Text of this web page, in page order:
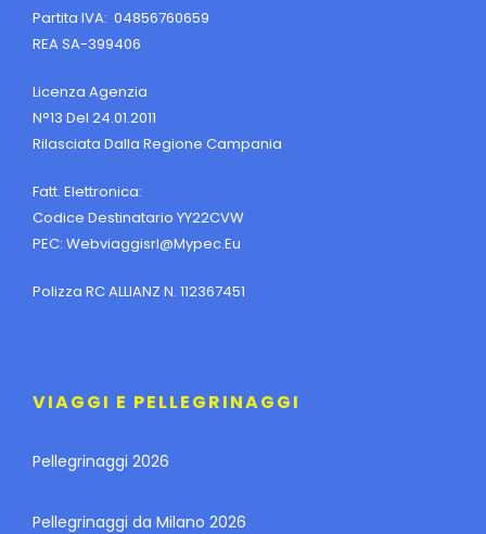
Partita IVA: 04856760659
REA SA-399406
Licenza Agenzia
N°13 Del 24.01.2011
Rilasciata Dalla Regione Campania
Fatt. Elettronica:
Codice Destinatario YY22CVW
PEC: Webviaggisrl@mypec.eu
Polizza RC ALLIANZ N. 112367451
VIAGGI E PELLEGRINAGGI
Pellegrinaggi 2026
Pellegrinaggi da Milano 2026